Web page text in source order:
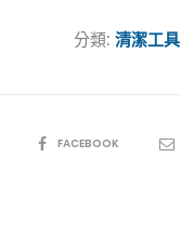
分類: 清潔工具
SHAREFACEBOOK